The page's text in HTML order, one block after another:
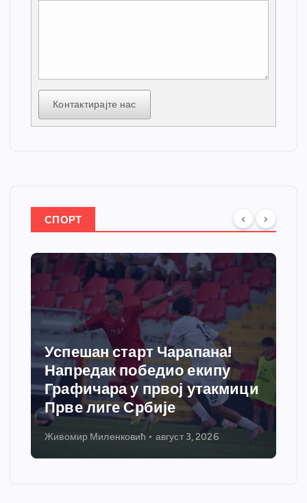
Контактирајте нас
СПОРТ
Успешан старт Чарапана!
Напредак победио екипу
Графичара у првој утакмици
Прве лиге Србије
Живомир Миленковић август 3, 2026